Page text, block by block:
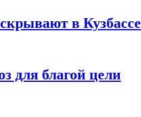
в Кузбассе
для благой цели